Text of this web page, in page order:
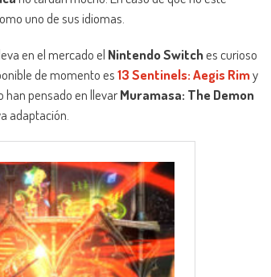
uno de sus idiomas.
en el mercado el Nintendo Switches curioso
de momento es13 Sentinels: Aegis Rimy
han pensado en llevarMuramasa: The Demon
adaptación.